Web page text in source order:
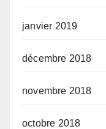
janvier 2019
décembre 2018
novembre 2018
octobre 2018